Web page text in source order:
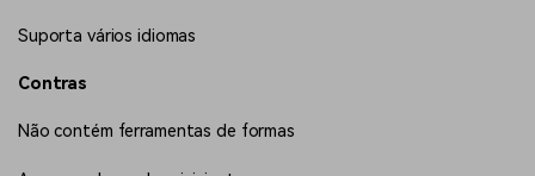
Suporta vários idiomas
Contras
Não contém ferramentas de formas